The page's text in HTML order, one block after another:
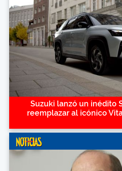
Suzuki lanzó un inédito
reemplazar al icónico